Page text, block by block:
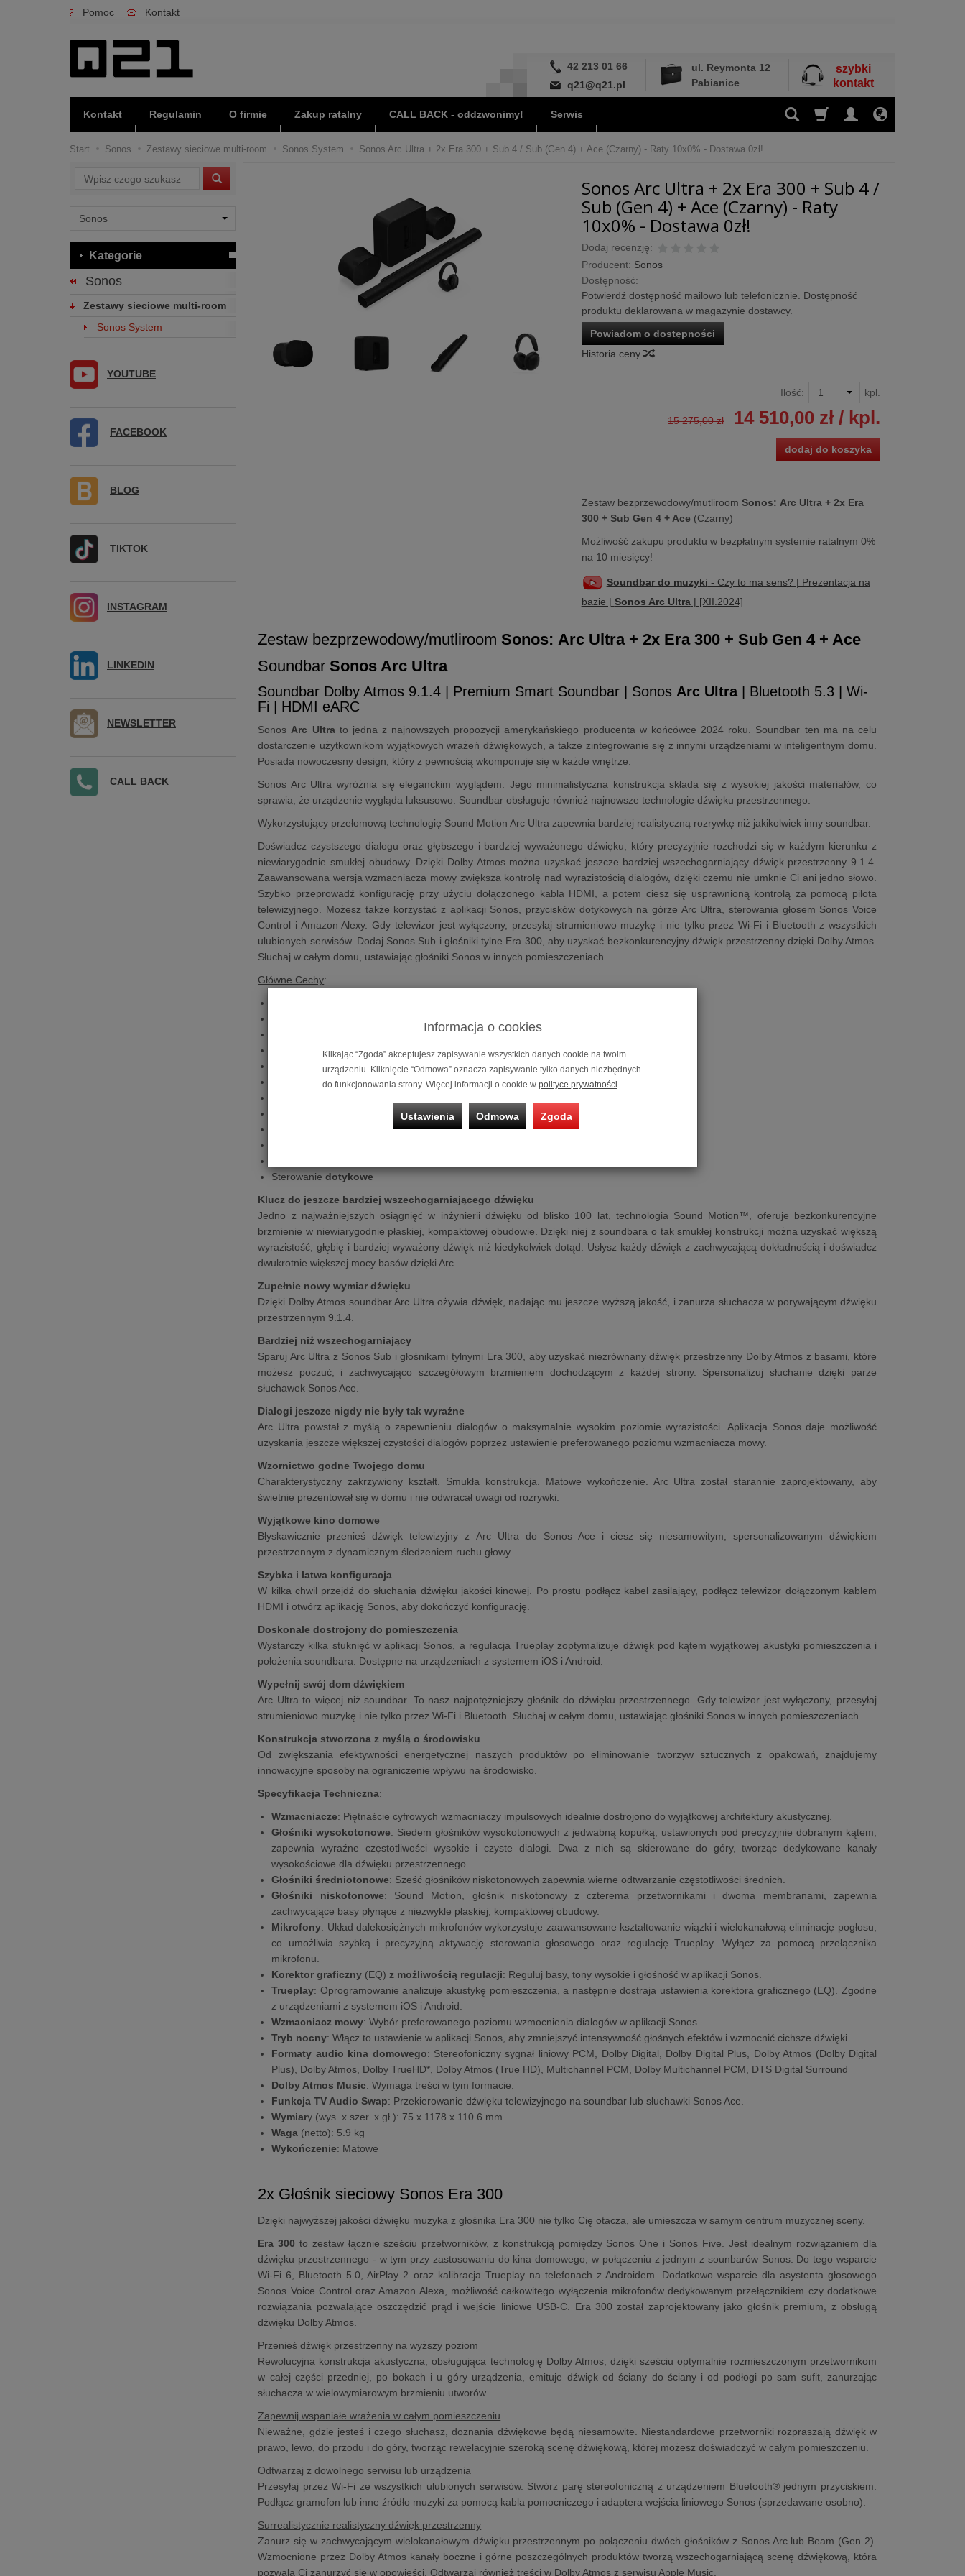
Pomoc Kontakt
42 213 01 66
q21@q21.pl
ul. Reymonta 12
Pabianice
szybki
kontakt
Kontakt Regulamin O firmie Zakup ratalny CALL BACK - oddzwonimy! Serwis
Start Sonos Zestawy sieciowe multi-room Sonos System Sonos Arc Ultra + 2x Era 300 + Sub 4 / Sub (Gen 4) + Ace (Czarny) - Raty 10x0% - Dostawa 0zł!
Sonos Arc Ultra + 2x Era 300 + Sub 4 /
Sub (Gen 4) + Ace (Czarny) - Raty
10x0% - Dostawa 0zł!
Dodaj recenzję:
Producent: Sonos
Dostępność:
Potwierdź dostępność mailowo lub telefonicznie. Dostępność
produktu deklarowana w magazynie dostawcy.
Powiadom o dostępności
Historia ceny
Ilość: kpl.
15 275,00 zł 14 510,00 zł/ kpl.
dodaj do koszyka
Zestaw bezprzewodowy/mutliroom Sonos: Arc Ultra + 2x Era
300 + Sub Gen 4 + Ace (Czarny)
Możliwość zakupu produktu w bezpłatnym systemie ratalnym 0%
na 10 miesięcy!
Soundbar do muzyki - Czy to ma sens? | Prezentacja na
bazie | Sonos Arc Ultra| [XII.2024]
Zestaw bezprzewodowy/mutliroom Sonos: Arc Ultra + 2x Era 300 + Sub Gen 4 + Ace
Soundbar Sonos Arc Ultra
Soundbar Dolby Atmos 9.1.4 | Premium Smart Soundbar | Sonos Arc Ultra| Bluetooth 5.3 | Wi-
Fi | HDMI eARC
Sonos Arc Ultra to jedna z najnowszych propozycji amerykańskiego producenta w końcówce 2024 roku. Soundbar ten ma na celu
dostarczenie użytkownikom wyjątkowych wrażeń dźwiękowych, a także zintegrowanie się z innymi urządzeniami w inteligentnym domu.
Posiada nowoczesny design, który z pewnością wkomponuje się w każde wnętrze.
Sonos Arc Ultra wyróżnia się eleganckim wyglądem. Jego minimalistyczna konstrukcja składa się z wysokiej jakości materiałów, co
sprawia, że urządzenie wygląda luksusowo. Soundbar obsługuje również najnowsze technologie dźwięku przestrzennego.
Wykorzystujący przełomową technologię Sound Motion Arc Ultra zapewnia bardziej realistyczną rozrywkę niż jakikolwiek inny soundbar.
Doświadcz czystszego dialogu oraz głębszego i bardziej wyważonego dźwięku, który precyzyjnie rozchodzi się w każdym kierunku z
niewiarygodnie smukłej obudowy. Dzięki Dolby Atmos można uzyskać jeszcze bardziej wszechogarniający dźwięk przestrzenny 9.1.4.
Zaawansowana wersja wzmacniacza mowy zwiększa kontrolę nad wyrazistością dialogów, dzięki czemu nie umknie Ci ani jedno słowo.
Szybko przeprowadź konfigurację przy użyciu dołączonego kabla HDMI, a potem ciesz się usprawnioną kontrolą za pomocą pilota
telewizyjnego. Możesz także korzystać z aplikacji Sonos, przycisków dotykowych na górze Arc Ultra, sterowania głosem Sonos Voice
Control i Amazon Alexy. Gdy telewizor jest wyłączony, przesyłaj strumieniowo muzykę i nie tylko przez Wi-Fi i Bluetooth z wszystkich
ulubionych serwisów. Dodaj Sonos Sub i głośniki tylne Era 300, aby uzyskać bezkonkurencyjny dźwięk przestrzenny dzięki Dolby Atmos.
Słuchaj w całym domu, ustawiając głośniki Sonos w innych pomieszczeniach.
Główne Cechy:
pilotem telewizyjnym
Sterowaniedotykowe
Klucz do jeszcze bardziej wszechogarniającego dźwięku
Jedno z najważniejszych osiągnięć w inżynierii dźwięku od blisko 100 lat, technologia Sound Motion™, oferuje bezkonkurencyjne
brzmienie w niewiarygodnie płaskiej, kompaktowej obudowie. Dzięki niej z soundbara o tak smukłej konstrukcji można uzyskać większą
wyrazistość, głębię i bardziej wyważony dźwięk niż kiedykolwiek dotąd. Usłysz każdy dźwięk z zachwycającą dokładnością i doświadcz
dwukrotnie większej mocy basów dzięki Arc.
Zupełnie nowy wymiar dźwięku
Dzięki Dolby Atmos soundbar Arc Ultra ożywia dźwięk, nadając mu jeszcze wyższą jakość, i zanurza słuchacza w porywającym dźwięku
przestrzennym 9.1.4.
Bardziej niż wszechogarniający
Sparuj Arc Ultra z Sonos Sub i głośnikami tylnymi Era 300, aby uzyskać niezrównany dźwięk przestrzenny Dolby Atmos z basami, które
możesz poczuć, i zachwycająco szczegółowym brzmieniem dochodzącym z każdej strony. Spersonalizuj słuchanie dzięki parze
słuchawek Sonos Ace.
Dialogi jeszcze nigdy nie były tak wyraźne
Arc Ultra powstał z myślą o zapewnieniu dialogów o maksymalnie wysokim poziomie wyrazistości. Aplikacja Sonos daje możliwość
uzyskania jeszcze większej czystości dialogów poprzez ustawienie preferowanego poziomu wzmacniacza mowy.
Wzornictwo godne Twojego domu
Charakterystyczny zakrzywiony kształt. Smukła konstrukcja. Matowe wykończenie. Arc Ultra został starannie zaprojektowany, aby
świetnie prezentował się w domu i nie odwracał uwagi od rozrywki.
Wyjątkowe kino domowe
Błyskawicznie przenieś dźwięk telewizyjny z Arc Ultra do Sonos Ace i ciesz się niesamowitym, spersonalizowanym dźwiękiem
przestrzennym z dynamicznym śledzeniem ruchu głowy.
Szybka i łatwa konfiguracja
W kilka chwil przejdź do słuchania dźwięku jakości kinowej. Po prostu podłącz kabel zasilający, podłącz telewizor dołączonym kablem
HDMI i otwórz aplikację Sonos, aby dokończyć konfigurację.
Doskonale dostrojony do pomieszczenia
Wystarczy kilka stuknięć w aplikacji Sonos, a regulacja Trueplay zoptymalizuje dźwięk pod kątem wyjątkowej akustyki pomieszczenia i
położenia soundbara. Dostępne na urządzeniach z systemem iOS i Android.
Wypełnij swój dom dźwiękiem
Arc Ultra to więcej niż soundbar. To nasz najpotężniejszy głośnik do dźwięku przestrzennego. Gdy telewizor jest wyłączony, przesyłaj
strumieniowo muzykę i nie tylko przez Wi-Fi i Bluetooth. Słuchaj w całym domu, ustawiając głośniki Sonos w innych pomieszczeniach.
Konstrukcja stworzona z myślą o środowisku
Od zwiększania efektywności energetycznej naszych produktów po eliminowanie tworzyw sztucznych z opakowań, znajdujemy
innowacyjne sposoby na ograniczenie wpływu na środowisko.
Specyfikacja Techniczna:
Wzmacniacze: Piętnaście cyfrowych wzmacniaczy impulsowych idealnie dostrojono do wyjątkowej architektury akustycznej.
Głośniki wysokotonowe: Siedem głośników wysokotonowych z jedwabną kopułką, ustawionych pod precyzyjnie dobranym kątem,
zapewnia wyraźne częstotliwości wysokie i czyste dialogi. Dwa z nich są skierowane do góry, tworząc dedykowane kanały
wysokościowe dla dźwięku przestrzennego.
Głośniki średniotonowe: Sześć głośników niskotonowych zapewnia wierne odtwarzanie częstotliwości średnich.
Głośniki niskotonowe: Sound Motion, głośnik niskotonowy z czterema przetwornikami i dwoma membranami, zapewnia
zachwycające basy płynące z niezwykle płaskiej, kompaktowej obudowy.
Mikrofony: Układ dalekosiężnych mikrofonów wykorzystuje zaawansowane kształtowanie wiązki i wielokanałową eliminację pogłosu,
co umożliwia szybką i precyzyjną aktywację sterowania głosowego oraz regulację Trueplay. Wyłącz za pomocą przełącznika
mikrofonu.
Korektor graficzny (EQ) z możliwością regulacji: Reguluj basy, tony wysokie i głośność w aplikacji Sonos.
Trueplay: Oprogramowanie analizuje akustykę pomieszczenia, a następnie dostraja ustawienia korektora graficznego (EQ). Zgodne
z urządzeniami z systemem iOS i Android.
Wzmacniacz mowy: Wybór preferowanego poziomu wzmocnienia dialogów w aplikacji Sonos.
Tryb nocny: Włącz to ustawienie w aplikacji Sonos, aby zmniejszyć intensywność głośnych efektów i wzmocnić cichsze dźwięki.
Formaty audio kina domowego: Stereofoniczny sygnał liniowy PCM, Dolby Digital, Dolby Digital Plus, Dolby Atmos (Dolby Digital
Plus), Dolby Atmos, Dolby TrueHD*, Dolby Atmos (True HD), Multichannel PCM, Dolby Multichannel PCM, DTS Digital Surround
Dolby Atmos Music: Wymaga treści w tym formacie.
Funkcja TV Audio Swap: Przekierowanie dźwięku telewizyjnego na soundbar lub słuchawki Sonos Ace.
Wymiary (wys. x szer. x gł.): 75 x 1178 x 110.6 mm
Waga (netto): 5.9 kg
Wykończenie: Matowe
2x Głośnik sieciowy Sonos Era 300
Dzięki najwyższej jakości dźwięku muzyka z głośnika Era 300 nie tylko Cię otacza, ale umieszcza w samym centrum muzycznej sceny.
Era 300 to zestaw łącznie sześciu przetworników, z konstrukcją pomiędzy Sonos One i Sonos Five. Jest idealnym rozwiązaniem dla
dźwięku przestrzennego - w tym przy zastosowaniu do kina domowego, w połączeniu z jednym z sounbarów Sonos. Do tego wsparcie
Wi-Fi 6, Bluetooth 5.0, AirPlay 2 oraz kalibracja Trueplay na telefonach z Androidem. Dodatkowo wsparcie dla asystenta głosowego
Sonos Voice Control oraz Amazon Alexa, możliwość całkowitego wyłączenia mikrofonów dedykowanym przełącznikiem czy dodatkowe
rozwiązania pozwalające oszczędzić prąd i wejście liniowe USB-C. Era 300 został zaprojektowany jako głośnik premium, z obsługą
dźwięku Dolby Atmos.
Przenieś dźwięk przestrzenny na wyższy poziom
Rewolucyjna konstrukcja akustyczna, obsługująca technologię Dolby Atmos, dzięki sześciu optymalnie rozmieszczonym przetwornikom
w całej części przedniej, po bokach i u góry urządzenia, emituje dźwięk od ściany do ściany i od podłogi po sam sufit, zanurzając
słuchacza w wielowymiarowym brzmieniu utworów.
Zapewnij wspaniałe wrażenia w całym pomieszczeniu
Nieważne, gdzie jesteś i czego słuchasz, doznania dźwiękowe będą niesamowite. Niestandardowe przetworniki rozpraszają dźwięk w
prawo, lewo, do przodu i do góry, tworząc rewelacyjnie szeroką scenę dźwiękową, której możesz doświadczyć w całym pomieszczeniu.
Odtwarzaj z dowolnego serwisu lub urządzenia
Przesyłaj przez Wi-Fi ze wszystkich ulubionych serwisów. Stwórz parę stereofoniczną z urządzeniem Bluetooth® jednym przyciskiem.
Podłącz gramofon lub inne źródło muzyki za pomocą kabla pomocniczego i adaptera wejścia liniowego Sonos (sprzedawane osobno).
Surrealistycznie realistyczny dźwięk przestrzenny
Zanurz się w zachwycającym wielokanałowym dźwięku przestrzennym po połączeniu dwóch głośników z Sonos Arc lub Beam (Gen 2).
Wzmocnione przez Dolby Atmos kanały boczne i górne poszczególnych produktów tworzą wszechogarniającą scenę dźwiękową, która
pozwala Ci zanurzyć się w opowieści. Odtwarzaj również treści w Dolby Atmos z serwisu Apple Music.
Wyszukaj
Kategorie
Sonos
Zestawy sieciowe multi-room
Sonos System
YOUTUBE
FACEBOOK
BLOG
TIKTOK
INSTAGRAM
LINKEDIN
NEWSLETTER
CALL BACK
Informacja o cookies
Klikając “Zgoda” akceptujesz zapisywanie wszystkich danych cookie na twoim
urządzeniu. Kliknięcie “Odmowa” oznacza zapisywanie tylko danych niezbędnych
do funkcjonowania strony. Więcej informacji o cookie w polityce prywatności.
Ustawienia Odmowa Zgoda